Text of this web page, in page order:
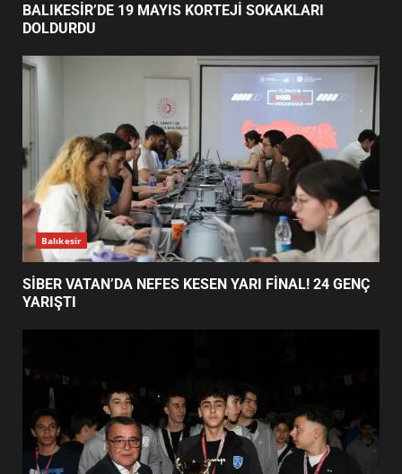
5
6
EDREMİT’TE 19 MAYIS COŞKUSU
MEYDANLARA TAŞTI
7
EDREMİT BELEDİYESİ BAYRAM
SEFERBERLİĞİ: TÜM İLÇE
HAZIRLANIYOR
BALIKESİR’DE 19 MAYIS KORTEJİ SOKAKLARI
DOLDURDU
Balıkesir
SİBER VATAN’DA NEFES KESEN YARI FİNAL! 24 GENÇ
YARIŞTI